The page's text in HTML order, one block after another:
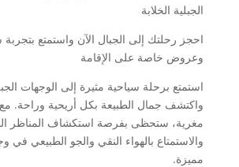
احجز رحلتك إلى الجبال الآن واستمتع بتجربة
وعروض خاصة على الإقامة
استمتع برحلة سياحية مثيرة إلى الوجهات
واكتشف جمال الطبيعة بكل أريحية وراحة.
مغرية، ستحظى بفرصة استكشاف المناظر
والاستمتاع بالهواء النقي والجو الطبيعي في
مميزة.